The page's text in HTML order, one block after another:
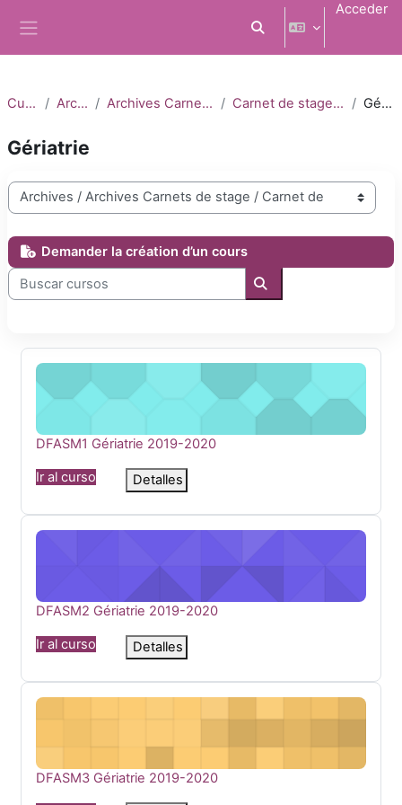
Selector de búsqueda
Acceder
Cursos Archives Archives Carnets de stage Carnet de stage 2019-2020 Gériatrie
Gériatrie
Categorías
Demander la création d’un cours
Buscar cursos
Buscar cursos
DFASM1 Gériatrie 2019-2020
Nombre del curso
DFASM1 Gériatrie 2019-2020
Ir al curso Detalles
DFASM2 Gériatrie 2019-2020
Nombre del curso
DFASM2 Gériatrie 2019-2020
Ir al curso Detalles
DFASM3 Gériatrie 2019-2020
Nombre del curso
DFASM3 Gériatrie 2019-2020